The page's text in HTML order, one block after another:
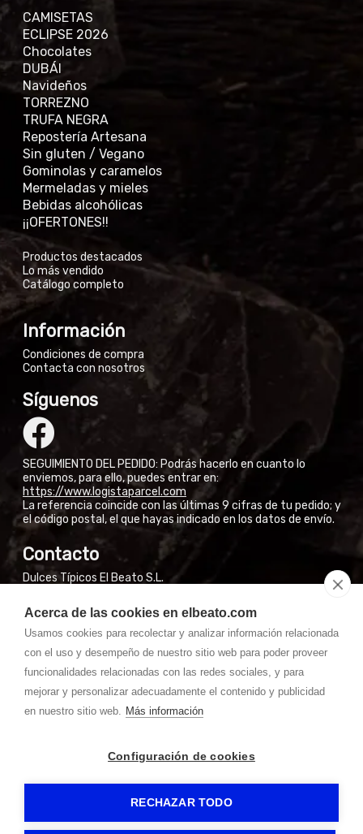
Acerca de las cookies en elbeato.com
Usamos cookies para recolectar y analizar información relacionada
con el uso y desempeño de nuestro sitio web para poder proveer
funcionalidades relacionadas con las redes sociales, y para
mejorar y personalizar adecuadamente el contenido y publicidad
en nuestro sitio web. Más información
Configuración de cookies
RECHAZAR TODO
CAMISETAS
ECLIPSE 2026
Chocolates
DUBÁI
Navideños
TORREZNO
TRUFA NEGRA
Repostería Artesana
Sin gluten / Vegano
Gominolas y caramelos
Mermeladas y mieles
Bebidas alcohólicas
¡¡OFERTONES!!
Productos destacados
Lo más vendido
Catálogo completo
Información
Condiciones de compra
Contacta con nosotros
Síguenos
SEGUIMIENTO DEL PEDIDO: Podrás hacerlo en cuanto lo
enviemos, para ello, puedes entrar en:
https://www.logistaparcel.com
La referencia coincide con las últimas 9 cifras de tu pedido; y
el código postal, el que hayas indicado en los datos de envío.
Contacto
Dulces Típicos El Beato S.L.
El Burgo de Osma (Soria)
NO VENDEMOS EN FÁBRICA A PARTICULARES
Si están en El Burgo de Osma, pueden encontrar nuestros
productos en las tiendas de la Calle Mayor.
Whatssapp: 667 31 50 28 (7:30-14:00) laborales
Teléfono: 975 36 01 46 (07:00 - 15:00) laborales
Política de cookies-Gormática -